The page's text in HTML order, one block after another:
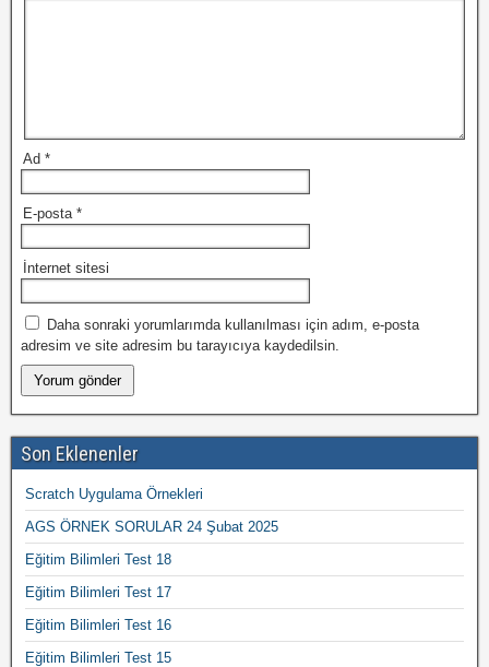
Ad *
E-posta *
İnternet sitesi
Daha sonraki yorumlarımda kullanılması için adım, e-posta
adresim ve site adresim bu tarayıcıya kaydedilsin.
Son Eklenenler
Scratch Uygulama Örnekleri
AGS ÖRNEK SORULAR 24 Şubat 2025
Eğitim Bilimleri Test 18
Eğitim Bilimleri Test 17
Eğitim Bilimleri Test 16
Eğitim Bilimleri Test 15